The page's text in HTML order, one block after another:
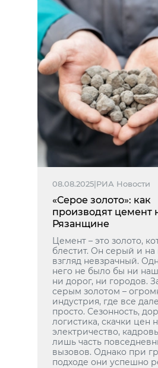
08.08.2025|РИА Новости
«Серое золото»: как
производят цемент
Рязанщине
Цемент – это золото,
блестит. Он серый и
взгляд невзрачный.
него не было бы ни
ни дорог, ни городов.
серым золотом –
индустрия, где все
просто. Сезонность,
логистика, скачки цен
электричество,
лишь часть
вызовов. Однако при
подходе они успешно